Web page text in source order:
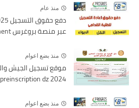
منذ عام
عبر منصة بروغرس progres epaiement
منذ بضع اعوام
preinscription dz 2024
منذ بضع اعوام